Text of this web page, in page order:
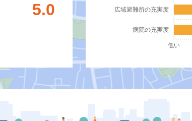
5.0
病院の充実度
広域避難所の充実度
低い